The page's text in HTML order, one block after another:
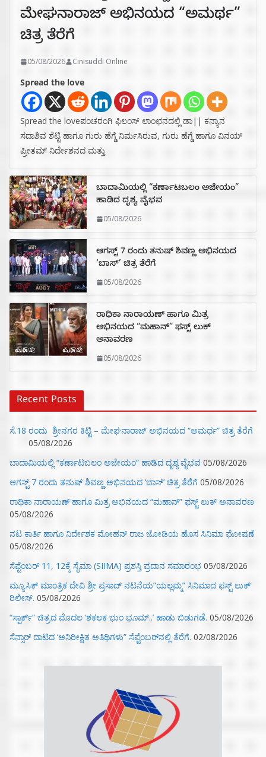
ಮೇಘನಾರಾಜ್ ಅಭಿನಯದ “ಅಮರ್ಥ”
ಚಿತ್ರ ತೆರೆಗೆ
05/08/2026 Cinisuddi Online
Spread the love
Spread the loveಪಂಚರಂಗಿ ಫಿಲಂಸ್ ಲಾಂಛನದಲ್ಲಿ ಡಾ|| ಕನ್ಯಾನ
ಸದಾಶಿವ ಶೆಟ್ಟಿ ಹಾಗೂ ಗುರು ಹೆಗ್ಡೆ ನಿರ್ಮಸಿರುವ, ಗುರು ಹೆಗ್ಡೆ ಹಾಗೂ ವಿನಯ್
ಪ್ರೀತಮ್ ನಿರ್ದೇಶನದ ಮತ್ತು
ಬಾದಾಮಿಯಲ್ಲಿ “ಕರ್ಣಾಟಬಲಂ ಅಜೇಯಂ”
ಹಾಡಿದ ದೃಶ್ಯ ವೈಭವ
05/08/2026
ಆಗಸ್ಟ್ 7 ರಂದು ತನುಷ್ ಶಿವಣ್ಣ ಅಭಿನಯದ
‘ಬಾಸ್’ ಚಿತ್ರ ತೆರೆಗೆ
05/08/2026
ರಾಧಿಕಾ ನಾರಾಯಣ್ ಹಾಗೂ ಮಿತ್ರ
ಅಭಿನಯದ “ಮಹಾನ್” ಫಸ್ಟ್ ಲುಕ್
ಅನಾವರಣ
05/08/2026
Recent Posts
ಸೆ.18 ರಂದು ಶ್ರೀನಗರ ಕಿಟ್ಟಿ – ಮೇಘನಾರಾಜ್ ಅಭಿನಯದ “ಅಮರ್ಥ” ಚಿತ್ರ ತೆರೆಗೆ
05/08/2026
ಬಾದಾಮಿಯಲ್ಲಿ “ಕರ್ಣಾಟಬಲಂ ಅಜೇಯಂ” ಹಾಡಿದ ದೃಶ್ಯ ವೈಭವ 05/08/2026
ಆಗಸ್ಟ್ 7 ರಂದು ತನುಷ್ ಶಿವಣ್ಣ ಅಭಿನಯದ ‘ಬಾಸ್’ ಚಿತ್ರ ತೆರೆಗೆ 05/08/2026
ರಾಧಿಕಾ ನಾರಾಯಣ್ ಹಾಗೂ ಮಿತ್ರ ಅಭಿನಯದ “ಮಹಾನ್” ಫಸ್ಟ್ ಲುಕ್ ಅನಾವರಣ
05/08/2026
ನಟ ಕಾರ್ತಿ ಹಾಗೂ ನಿರ್ದೇಶಕ ಮೋಹನ್ ರಾಜ ಜೋಡಿಯ ಹೊಸ ಸಿನಿಮಾ ಘೋಷಣೆ
05/08/2026
ಸೆಪ್ಟೆಂಬರ್ 11, 12ಕ್ಕೆ ಸೈಮಾ (SIIMA) ಪ್ರಶಸ್ತಿ ಪ್ರದಾನ ಸಮಾರಂಭ 05/08/2026
ಮ್ಯೂಸಿಕ್‌ ಮಾಂತ್ರಿಕ ದೇವಿ ಶ್ರೀ ಪ್ರಸಾದ್ ನಟನೆಯ”ಯಲ್ಲಮ್ಮ” ಸಿನಿಮಾದ ಫಸ್ಟ್‌ ಲುಕ್‌
ರಿಲೀಸ್. 05/08/2026
“ಸ್ಪಾರ್ಕ್” ಚಿತ್ರದ ಮೊದಲ‌ ‘ಶಕಲಕ ಭುಂ‌ ಭೂಮ್..’ ಹಾಡು ಬಿಡುಗಡೆ. 05/08/2026
ಸೆನ್ಸಾರ್ ದಾಟಿದ ‘ಅನಿರೀಕ್ಷಿತ ಅತಿಥಿಗಳು” ಸೆಪ್ಟೆಂಬರ್‌ನಲ್ಲಿ ತೆರೆಗೆ. 02/08/2026